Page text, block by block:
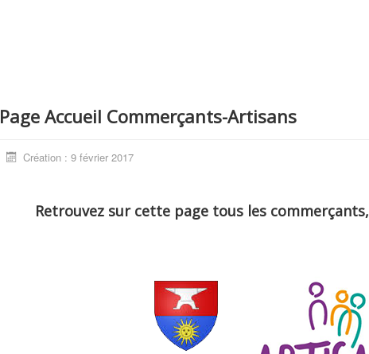
Page Accueil Commerçants-Artisans
Création : 9 février 2017
Retrouvez sur cette page tous les